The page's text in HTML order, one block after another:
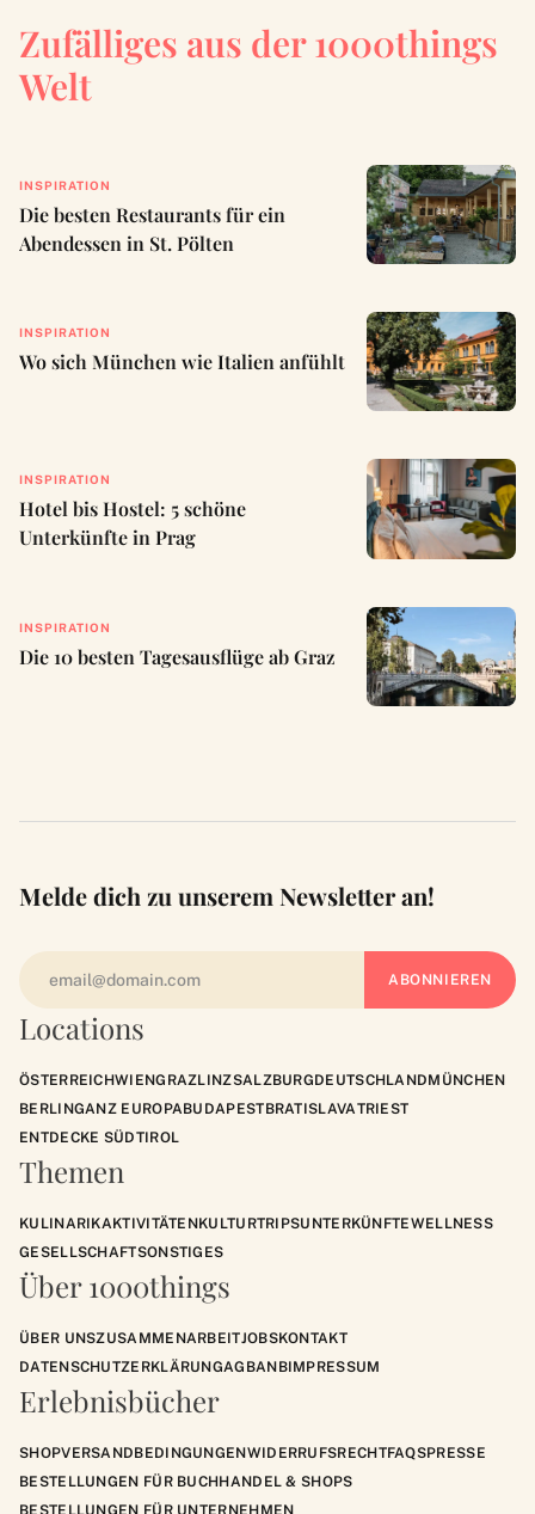
Zufälliges aus der 1000things
Welt
INSPIRATION
Die besten Restaurants für ein
Abendessen in St. Pölten
INSPIRATION
Wo sich München wie Italien anfühlt
INSPIRATION
Hotel bis Hostel: 5 schöne
Unterkünfte in Prag
INSPIRATION
Die 10 besten Tagesausflüge ab Graz
Locations
ÖSTERREICHWIENGRAZLINZSALZBURGDEUTSCHLANDMÜNCHEN
BERLINGANZ EUROPABUDAPESTBRATISLAVATRIEST
ENTDECKE SÜDTIROL
Themen
KULINARIKAKTIVITÄTENKULTURTRIPSUNTERKÜNFTEWELLNESS
GESELLSCHAFTSONSTIGES
Über 1000things
ÜBER UNSZUSAMMENARBEITJOBSKONTAKT
DATENSCHUTZERKLÄRUNGAGBANBIMPRESSUM
Erlebnisbücher
SHOPVERSANDBEDINGUNGENWIDERRUFSRECHTFAQSPRESSE
BESTELLUNGEN FÜR BUCHHANDEL & SHOPS
BESTELLUNGEN FÜR UNTERNEHMEN
Melde dich zu unserem Newsletter an!